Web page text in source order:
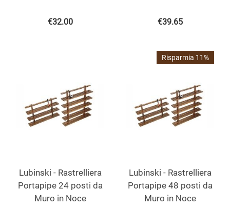
€32.00 €39.65
Lubinski - Rastrelliera
Portapipe 24 posti da
Muro in Noce
Risparmia 11%
Lubinski - Rastrelliera
Portapipe 48 posti da
Muro in Noce